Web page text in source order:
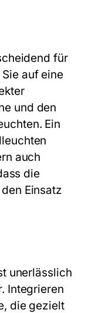
für
auf eine
und den
Ein
auch
die
Einsatz
unerlässlich
Integrieren
die gezielt